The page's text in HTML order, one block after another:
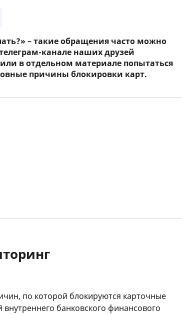
– такие обращения часто можно
канале наших друзей
в отдельном материале попытаться
причины блокировки карт.
по которой блокируются карточные
банковского финансового